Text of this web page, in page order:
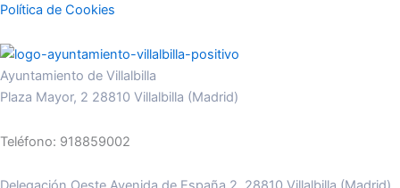
Política de Cookies
Ayuntamiento de Villalbilla
Plaza Mayor, 2 28810 Villalbilla (Madrid)
Teléfono: 918859002